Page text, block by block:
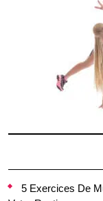
5 Exercices De